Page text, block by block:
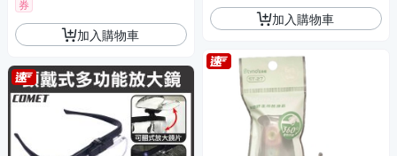
券
加入購物車
加入購物車